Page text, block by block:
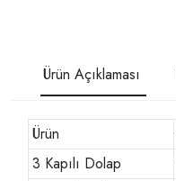
Ürün Açıklaması
Ürün
3 Kapılı Dolap